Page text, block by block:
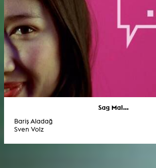
Sag Mal...
Bariş Aladağ
Sven Volz